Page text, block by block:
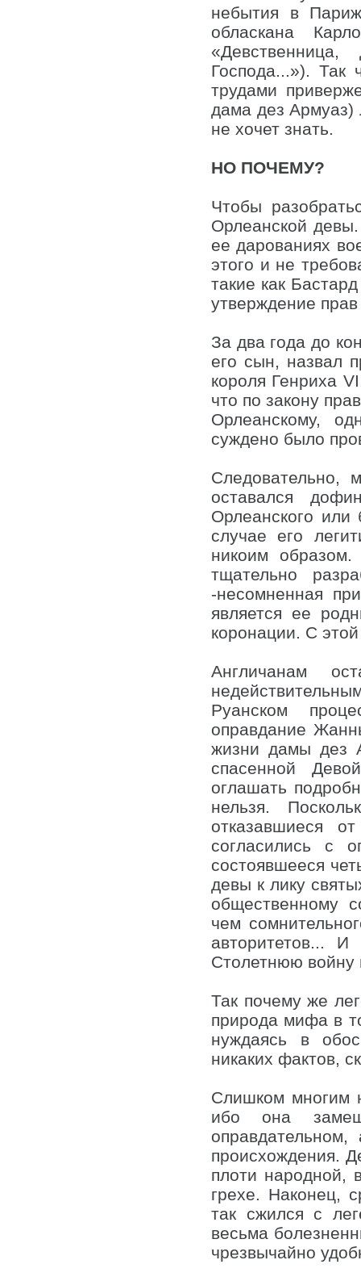
небытия в
обласкана
Господа...»). Так
трудами
дама дез Армуаз)
не хочет знать.
НО ПОЧЕМУ?
Чтобы
Орлеанской
ее дарованиях
этого и не
такие как
утверждение
За два года до
его сын, назвал
короля Генриха
что по закону
Орлеанскому,
суждено было
Следовательно,
оставался
Орлеанского или
случае его
никоим
тщательно
-несомненная
является ее
коронации. С
Англичанам
Руанском
оправдание
жизни дамы дез
спасенной
оглашать
нельзя.
отказавшиеся
согласились с
состоявшееся
девы к лику
общественному
чем
авторитетов...
Столетнюю
Так почему же
природа мифа в
нуждаясь в
никаких фактов,
Слишком многим
ибо она
происхождения.
плоти народной,
грехе. Наконец,
так сжился с
весьма
чрезвычайно